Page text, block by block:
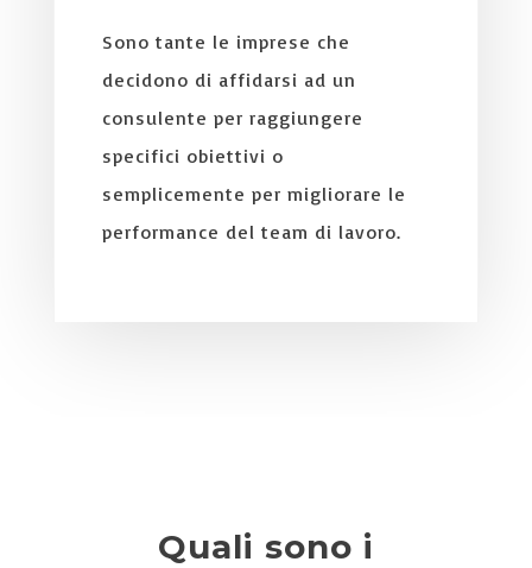
Sono tante le imprese che
decidono di affidarsi ad un
consulente per raggiungere
specifici obiettivi o
semplicemente per migliorare le
performance del team di lavoro.
Quali sono i